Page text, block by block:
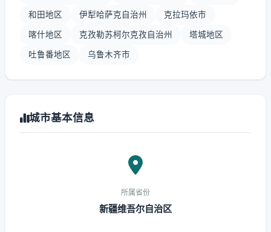
和田地区 伊犁哈萨克自治州 克拉玛依市
喀什地区 克孜勒苏柯尔克孜自治州 塔城地区
吐鲁番地区 乌鲁木齐市
城市基本信息
所属省份
新疆维吾尔自治区